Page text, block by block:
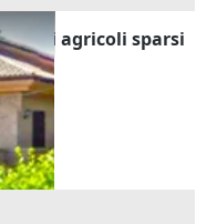
agricoli sparsi